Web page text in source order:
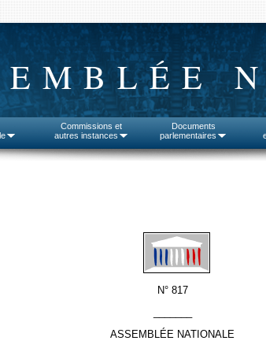
Commissions et
autres instances
Documents
parlementaires
N° 817
ASSEMBLÉE NATIONALE